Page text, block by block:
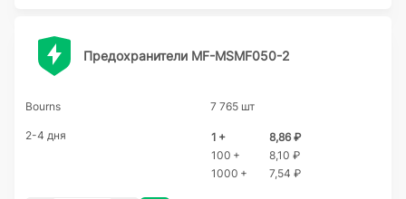
Предохранители MF-MSMF050-2
Bourns 7 765 шт
2-4 дня 1 +
8,86 ₽
100 +
8,10 ₽
1000 +
7,54 ₽